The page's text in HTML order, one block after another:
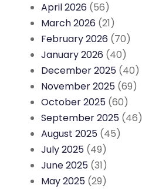
April 2026 (56)
March 2026 (21)
February 2026 (70)
January 2026 (40)
December 2025 (40)
November 2025 (69)
October 2025 (60)
September 2025 (46)
August 2025 (45)
July 2025 (49)
June 2025 (31)
May 2025 (29)